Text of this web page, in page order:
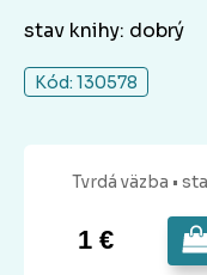
stav knihy: dobrý
Kód: 130578
Tvrdá väzba •
1 €